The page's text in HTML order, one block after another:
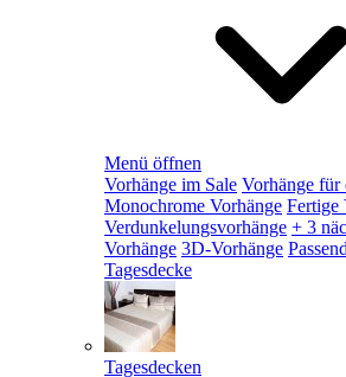
Menü öffnen
Vorhänge im Sale Vorhänge für
Monochrome Vorhänge Fertige
Verdunkelungsvorhänge + 3
Vorhänge 3D-Vorhänge
Tagesdecke
Tagesdecken